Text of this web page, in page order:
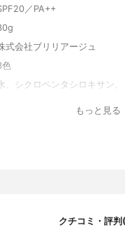
／PA++
式会社ブリリアージュ
色
、シクロペンタシロキサン
セチル、合成金雲母、ＰＥＧ
ｌ、ステアリルジメチコン、
トコフェロール、（ジメチコ
もっと見る
クチコミ・評判